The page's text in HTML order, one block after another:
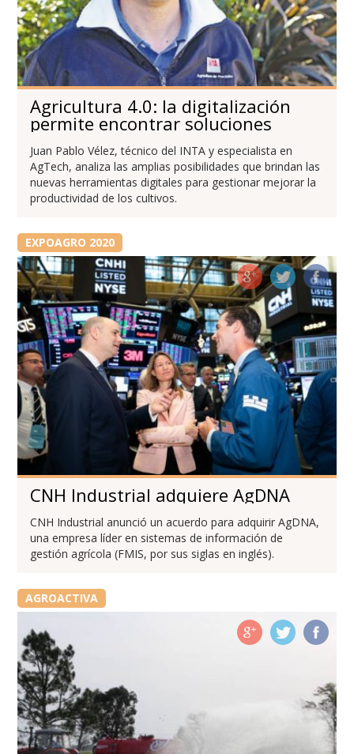
Agricultura 4.0: la digitalización
permite encontrar soluciones
Juan Pablo Vélez, técnico del INTA y especialista en
AgTech, analiza las amplias posibilidades que brindan las
nuevas herramientas digitales para gestionar mejorar la
productividad de los cultivos.
EXPOAGRO 2020
CNH Industrial adquiere AgDNA
CNH Industrial anunció un acuerdo para adquirir AgDNA,
una empresa líder en sistemas de información de
gestión agrícola (FMIS, por sus siglas en inglés).
AGROACTIVA